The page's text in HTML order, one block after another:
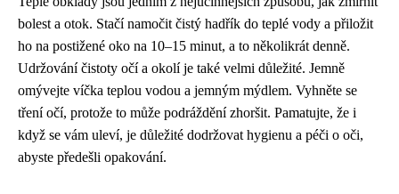
bolest a otok. Stačí namočit čistý hadřík do teplé vody a přiložit
ho na postižené oko na 10–15 minut, a to několikrát denně.
Udržování čistoty očí a okolí je také velmi důležité. Jemně
omývejte víčka teplou vodou a jemným mýdlem. Vyhněte se
tření očí, protože to může podráždění zhoršit. Pamatujte, že i
když se vám uleví, je důležité dodržovat hygienu a péči o oči,
abyste předešli opakování.